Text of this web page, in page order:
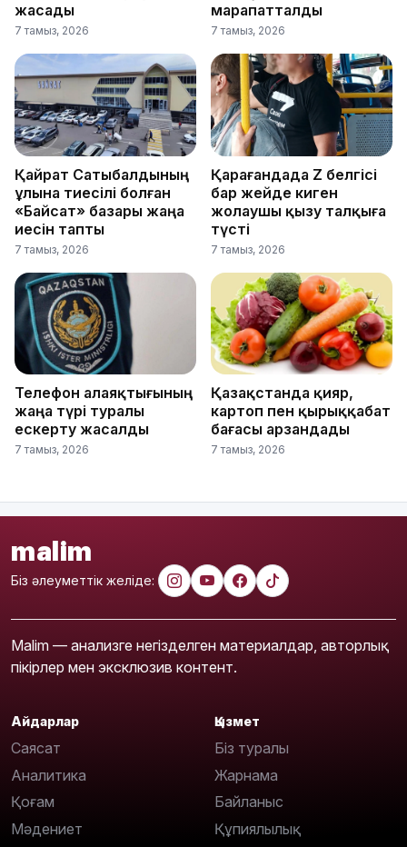
жасады
7 тамыз, 2026
марапатталды
7 тамыз, 2026
Қайрат Сатыбалдының
ұлына тиесілі болған
«Байсат» базары жаңа
иесін тапты
7 тамыз, 2026
Қарағандада Z белгісі
бар жейде киген
жолаушы қызу талқыға
түсті
7 тамыз, 2026
Телефон алаяқтығының
жаңа түрі туралы
ескерту жасалды
7 тамыз, 2026
Қазақстанда қияр,
картоп пен қырыққабат
бағасы арзандады
7 тамыз, 2026
malim
Біз әлеуметтік желіде:
Malim — анализге негізделген материалдар, авторлық
пікірлер мен эксклюзив контент.
Айдарлар
Саясат
Аналитика
Қоғам
Мәдениет
Қызмет
Біз туралы
Жарнама
Байланыс
Құпиялылық